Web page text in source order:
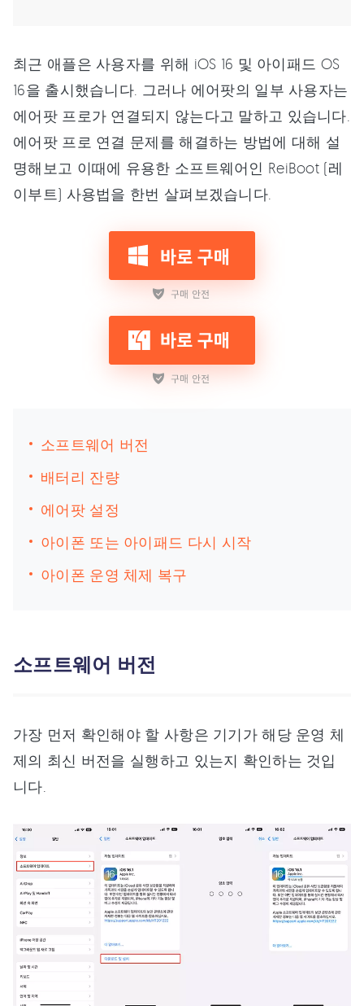
최근 애플은 사용자를 위해 iOS 16 및 아이패드 OS
16을 출시했습니다. 그러나 에어팟의 일부 사용자는
에어팟 프로가 연결되지 않는다고 말하고 있습니다.
에어팟 프로 연결 문제를 해결하는 방법에 대해 설
명해보고 이때에 유용한 소프트웨어인 ReiBoot (레
이부트) 사용법을 한번 살펴보겠습니다.
소프트웨어 버전
배터리 잔량
에어팟 설정
아이폰 또는 아이패드 다시 시작
아이폰 운영 체제 복구
소프트웨어 버전
가장 먼저 확인해야 할 사항은 기기가 해당 운영 체
제의 최신 버전을 실행하고 있는지 확인하는 것입
니다.